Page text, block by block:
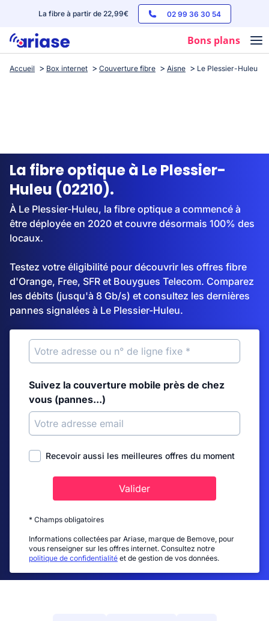
La fibre à partir de 22,99€ 02 99 36 30 54
Bons plans
Box internet
Streaming
Accueil Box internet Couverture fibre Aisne Le Plessier-Huleu
La fibre optique à Le Plessier-
Huleu (02210).
À Le Plessier-Huleu, la fibre optique a commencé à
être déployée en 2020 et couvre désormais 100% des
locaux.
Testez votre éligibilité pour découvrir les offres fibre
d'Orange, Free, SFR et Bouygues Telecom. Comparez
les débits (jusqu'à 8 Gb/s) et consultez les dernières
pannes signalées à Le Plessier-Huleu.
Suivez la couverture mobile près de chez
vous (pannes...)
Recevoir aussi les meilleures offres du moment
Valider
* Champs obligatoires
Informations collectées par Ariase, marque de Bemove, pour
vous renseigner sur les offres internet. Consultez notre
politique de confidentialité et de gestion de vos données.